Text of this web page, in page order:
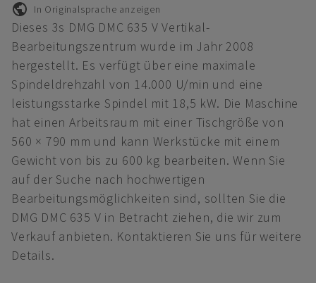
In Originalsprache anzeigen
Dieses 3s DMG DMC 635 V Vertikal-
Bearbeitungszentrum wurde im Jahr 2008
hergestellt. Es verfügt über eine maximale
Spindeldrehzahl von 14.000 U/min und eine
leistungsstarke Spindel mit 18,5 kW. Die Maschine
hat einen Arbeitsraum mit einer Tischgröße von
560 × 790 mm und kann Werkstücke mit einem
Gewicht von bis zu 600 kg bearbeiten. Wenn Sie
auf der Suche nach hochwertigen
Bearbeitungsmöglichkeiten sind, sollten Sie die
DMG DMC 635 V in Betracht ziehen, die wir zum
Verkauf anbieten. Kontaktieren Sie uns für weitere
Details.